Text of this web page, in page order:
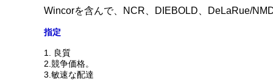
Wincorを含んで、NCR、DIEBOLD、DeLaRue/
指定
1. 良質
2.競争価格。
3.敏速な配達